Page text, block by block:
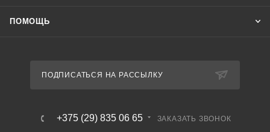
ПОМОЩЬ
ПОДПИСАТЬСЯ НА РАССЫЛКУ
+375 (29) 835 06 65 ЗАКАЗАТЬ ЗВОНОК